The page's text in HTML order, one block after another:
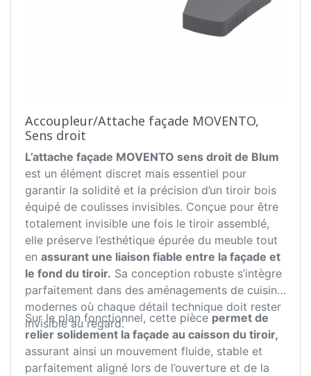
Accoupleur/Attache façade MOVENTO,
Sens droit
L’attache façade MOVENTO sens droit de Blum
est un élément discret mais essentiel pour
garantir la solidité et la précision d’un tiroir bois
équipé de coulisses invisibles. Conçue pour être
totalement invisible une fois le tiroir assemblé,
elle préserve l’esthétique épurée du meuble tout
en assurant une liaison fiable entre la façade et
le fond du tiroir. Sa conception robuste s’intègre
parfaitement dans des aménagements de cuisine
modernes où chaque détail technique doit rester
invisible au regard.
Sur le plan fonctionnel, cette pièce permet de
relier solidement la façade au caisson du tiroir,
assurant ainsi un mouvement fluide, stable et
parfaitement aligné lors de l’ouverture et de la